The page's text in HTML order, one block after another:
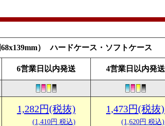
） ハードケース・ソフトケース
6営業日以内発送 4営業日以内発送
1,282円(税抜)
(1,410円 税込)
1,473円(税抜)
(1,620円 税込)